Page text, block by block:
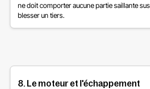
ne doit comporter aucune partie saillante
blesser un tiers.
8. Le moteur et l'échappement